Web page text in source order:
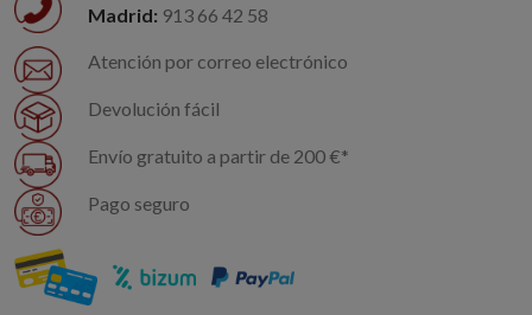
Madrid: 913 66 42 58
Atención por correo electrónico
Devolución fácil
Envío gratuito a partir de 200 €*
Pago seguro